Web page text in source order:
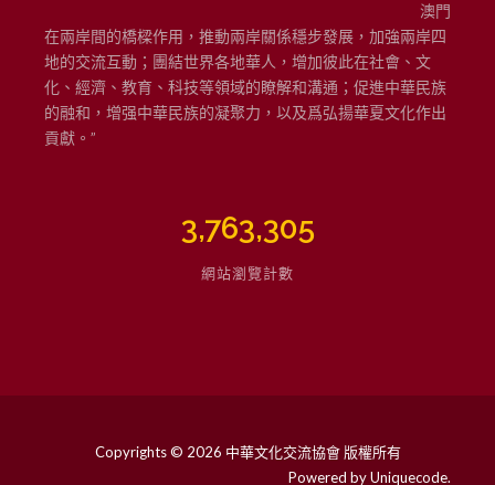
澳門
在兩岸間的橋樑作用，推動兩岸關係穩步發展，加強兩岸四
地的交流互動；團結世界各地華人，增加彼此在社會、文
化、經濟、教育、科技等領域的瞭解和溝通；促進中華民族
的融和，增强中華民族的凝聚力，以及爲弘揚華夏文化作出
貢獻。”
3,763,305
網站瀏覽計數
Copyrights © 2026 中華文化交流協會 版權所有
Powered byUniquecode.